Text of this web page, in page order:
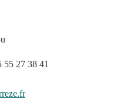
27 38 41